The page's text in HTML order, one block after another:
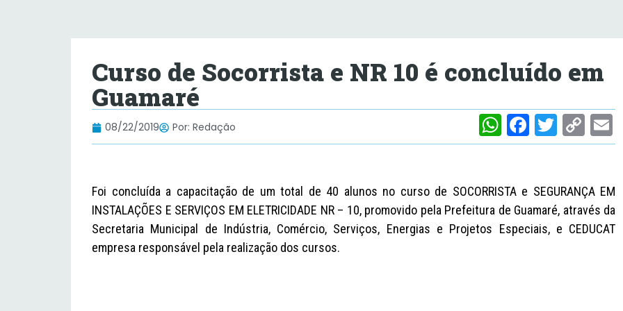
Curso de Socorrista e NR 10 é concluído em
Guamaré
08/22/2019 Por: Redação
W
h
s
A
p
F
a
e
b
o
T
w
er
C
o
y
Li
n
m
l
Foi concluída a capacitação de um total de 40 alunos no curso de SOCORRISTA e SEGURANÇA EM
INSTALAÇÕES E SERVIÇOS EM ELETRICIDADE NR – 10, promovido pela Prefeitura de Guamaré, através da
Secretaria Municipal de Indústria, Comércio, Serviços, Energias e Projetos Especiais, e CEDUCAT
empresa responsável pela realização dos cursos.